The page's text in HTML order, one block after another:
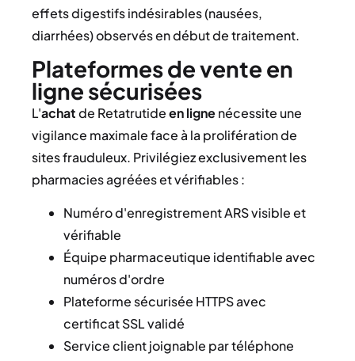
effets digestifs indésirables (nausées,
diarrhées) observés en début de traitement.
Plateformes de vente en
ligne sécurisées
L'achatde Retatrutideen lignenécessite une
vigilance maximale face à la prolifération de
sites frauduleux. Privilégiez exclusivement les
pharmacies agréées et vérifiables :
Numéro d'enregistrement ARS visible et
vérifiable
Équipe pharmaceutique identifiable avec
numéros d'ordre
Plateforme sécurisée HTTPS avec
certificat SSL validé
Service client joignable par téléphone